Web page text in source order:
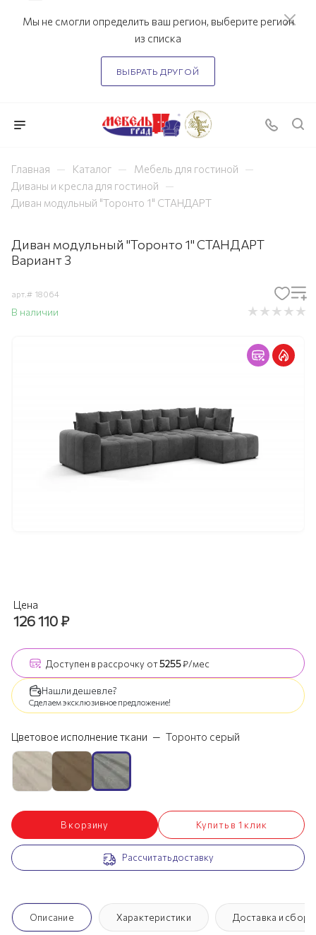
Мы не смогли определить ваш регион, выберите регион
из списка
ВЫБРАТЬ ДРУГОЙ
Главная — Каталог — Мебель для гостиной —
Диваны и кресла для гостиной —
Диван модульный "Торонто 1" СТАНДАРТ
Диван модульный "Торонто 1" СТАНДАРТ
Вариант 3
арт.# 18064
В наличии
Цена
126 110₽
Доступен в рассрочку от5255₽/мес
Нашли дешевле?
Сделаем эксклюзивное предложение!
Цветовое исполнение ткани — Торонто серый
В корзину Купить в 1 клик
Рассчитать доставку
Описание Характеристики Доставка и